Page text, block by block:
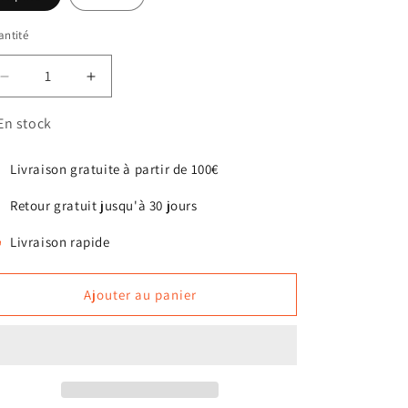
Réduire
la
quantité
Lit
confort
pour
Augmenter
la
Lit
confort
pour
chats
stock
Livraison gratuite à partir de 100€
Retour gratuit jusqu'à 30 jours
Livraison rapide
Ajouter au panier